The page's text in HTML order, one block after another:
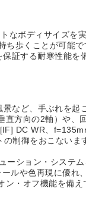
なボディサイズを
歩くことが可能
証する耐寒性能を
など、手ぶれを起
方向の2軸）や、
DC WR、
制御をおこないま
ーション・システ
ルや色再現に優れ
・オフ機能を備